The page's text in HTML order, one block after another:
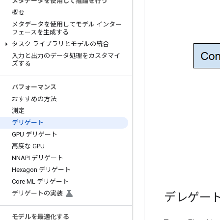
概要
メタデータを使用してモデル インター
フェースを生成する
タスク ライブラリとモデルの統合
入力と出力のデータ処理をカスタマイ
ズする
パフォーマンス
おすすめの方法
測定
デリゲート
GPU デリゲート
高度な GPU
NNAPI デリゲート
Hexagon デリゲート
Core ML デリゲート
デリゲートの実装
モデルを最適化する
デレゲー